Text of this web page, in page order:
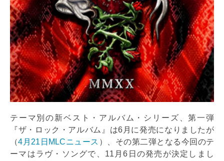
テーマ別の新ベスト・アルバム・シリーズ、第一弾
『ザ・ロック・アルバム』は6月に発売になりましたが
（4月21日MLCニュース ）、その第二弾となる今回のテ
ーマはラヴ・ソングで、11月6日の発売が決定しまし